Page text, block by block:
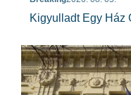
Kigyulladt Egy Ház